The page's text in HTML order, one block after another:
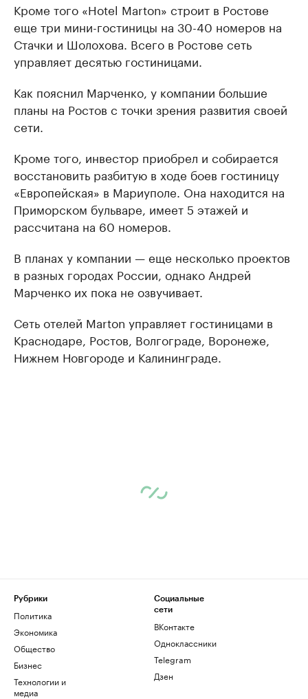
Кроме того «Hotel Marton» строит в Ростове
еще три мини-гостиницы на 30-40 номеров на
Стачки и Шолохова. Всего в Ростове сеть
управляет десятью гостиницами.
Как пояснил Марченко, у компании большие
планы на Ростов с точки зрения развития своей
сети.
Кроме того, инвестор приобрел и собирается
восстановить разбитую в ходе боев гостиницу
«Европейская» в Мариуполе. Она находится на
Приморском бульваре, имеет 5 этажей и
рассчитана на 60 номеров.
В планах у компании — еще несколько проектов
в разных городах России, однако Андрей
Марченко их пока не озвучивает.
Сеть отелей Marton управляет гостиницами в
Краснодаре, Ростов, Волгограде, Воронеже,
Нижнем Новгороде и Калининграде.
Рубрики
Политика
Экономика
Общество
Бизнес
Технологии и
медиа
Социальные
сети
ВКонтакте
Одноклассники
Telegram
Дзен